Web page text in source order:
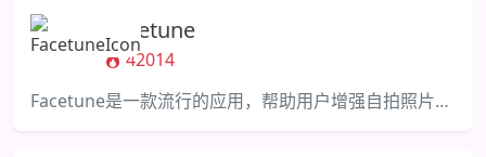
Facetune
42014
Facetune是一款流行的应用，帮助用户增强自拍照片和创作令人惊艳的视觉内容。